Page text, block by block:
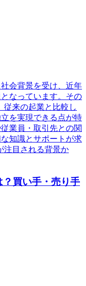
会背景を受け、近年
なっています。その
来の起業と比較し
を実現できる点が特
業員・取引先との関
知識とサポートが求
注目される背景か
買い手・売り手